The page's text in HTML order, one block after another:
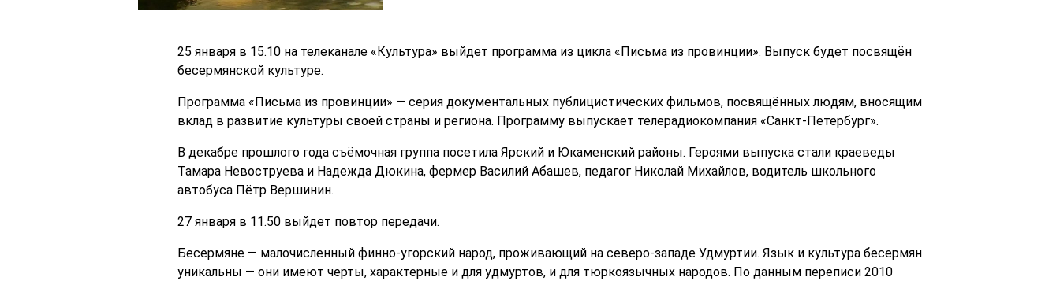
25 января в 15.10 на телеканале «Культура» выйдет программа из цикла «Письма из провинции». Выпуск будет посвящён
бесермянской культуре.
Программа «Письма из провинции» — серия документальных публицистических фильмов, посвящённых людям, вносящим
вклад в развитие культуры своей страны и региона. Программу выпускает телерадиокомпания «Санкт-Петербург».
В декабре прошлого года съёмочная группа посетила Ярский и Юкаменский районы. Героями выпуска стали краеведы
Тамара Невоструева и Надежда Дюкина, фермер Василий Абашев, педагог Николай Михайлов, водитель школьного
автобуса Пётр Вершинин.
27 января в 11.50 выйдет повтор передачи.
Бесермяне — малочисленный финно-угорский народ, проживающий на северо-западе Удмуртии. Язык и культура бесермян
уникальны — они имеют черты, характерные и для удмуртов, и для тюркоязычных народов. По данным переписи 2010